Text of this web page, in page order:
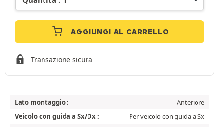
AGGIUNGI AL CARRELLO
Transazione sicura
Lato montaggio :
Anteriore
Veicolo con guida a Sx/Dx :
Per veicolo con guida a Sx